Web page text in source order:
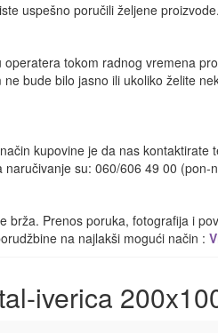
uspešno poručili željene proizvode.
tokom radnog vremena
bude bilo jasno ili ukoliko želite
kupovine je da nas
su: 060/606 49 00
brža. Prenos poruka, fotografija i
na najlakši mogući način :
iverica